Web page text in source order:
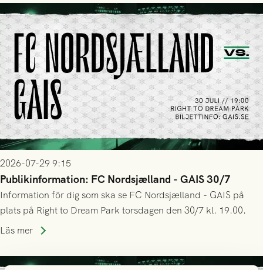
2026-07-29 9:15
Publikinformation: FC Nordsjælland - GAIS 30/7
Information för dig som ska se FC Nordsjælland - GAIS på
plats på Right to Dream Park torsdagen den 30/7 kl. 19.00.
Läs mer